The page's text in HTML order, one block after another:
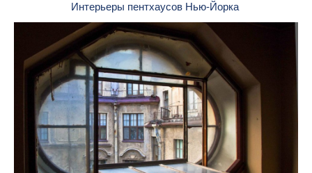
Интерьеры пентхаусов Нью-Йорка